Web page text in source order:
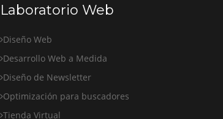
Laboratorio Web
Diseño Web
Desarrollo Web a Medida
Diseño de Newsletter
Optimización para buscadores
Tienda Virtual